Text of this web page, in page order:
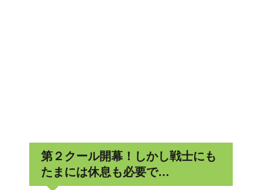
第２クール開幕！しかし戦士にも
たまには休息も必要で…